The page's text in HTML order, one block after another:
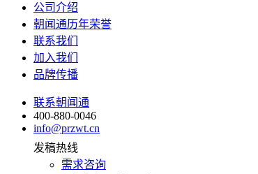
公司介绍
朝闻通历年荣誉
联系我们
加入我们
品牌传播
联系朝闻通
400-880-0046
info@przwt.cn
发稿热线
需求咨询